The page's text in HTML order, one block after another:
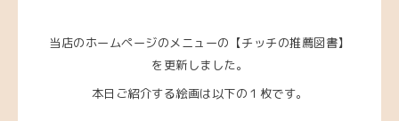
当店のホームページのメニューの【チッチの推薦図書】
を更新しました。
本日ご紹介する絵画は以下の１枚です。